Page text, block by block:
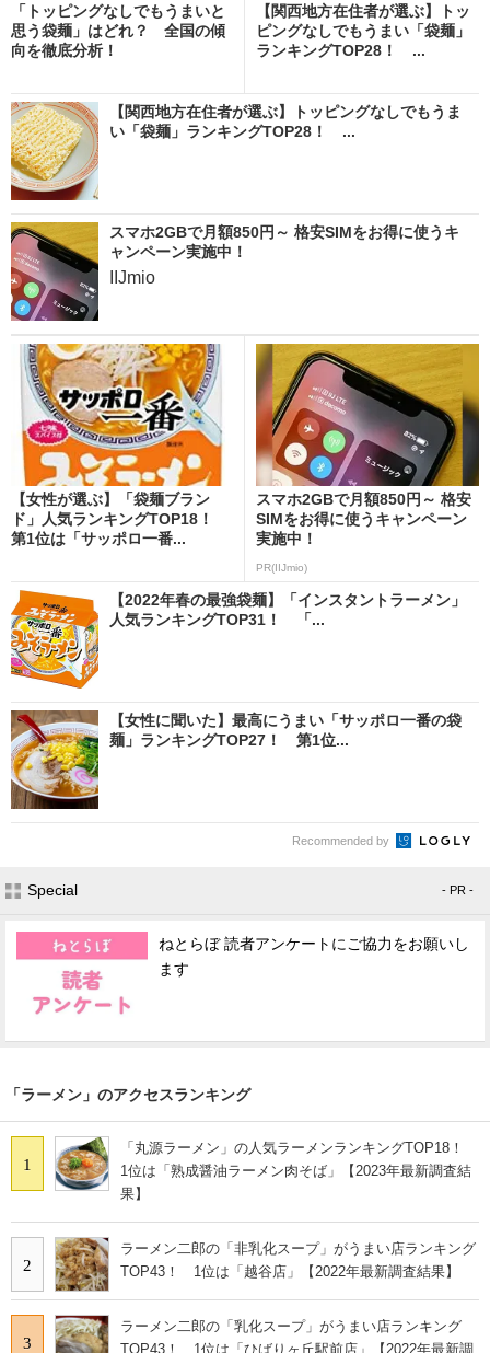
「トッピングなしでもうまいと
思う袋麺」はどれ？ 全国の傾
向を徹底分析！
【関西地方在住者が選ぶ】トッ
ピングなしでもうまい「袋麺」
ランキングTOP28！ ...
【関西地方在住者が選ぶ】トッピングなしでもうま
い「袋麺」ランキングTOP28！ ...
スマホ2GBで月額850円～ 格安SIMをお得に使うキ
ャンペーン実施中！
IIJmio
【女性が選ぶ】「袋麺ブラン
ド」人気ランキングTOP18！
第1位は「サッポロ一番...
スマホ2GBで月額850円～ 格安
SIMをお得に使うキャンペーン
実施中！
PR(IIJmio)
【2022年春の最強袋麺】「インスタントラーメン」
人気ランキングTOP31！ 「...
【女性に聞いた】最高にうまい「サッポロ一番の袋
麺」ランキングTOP27！ 第1位...
Recommended by
Special - PR -
ねとらぼ 読者アンケートにご協力をお願いし
ます
「ラーメン」のアクセスランキング
1
「丸源ラーメン」の人気ラーメンランキングTOP18！
1位は「熟成醤油ラーメン肉そば」【2023年最新調査結
果】
2
ラーメン二郎の「非乳化スープ」がうまい店ランキング
TOP43！ 1位は「越谷店」【2022年最新調査結果】
3
ラーメン二郎の「乳化スープ」がうまい店ランキング
TOP43！ 1位は「ひばりヶ丘駅前店」【2022年最新調